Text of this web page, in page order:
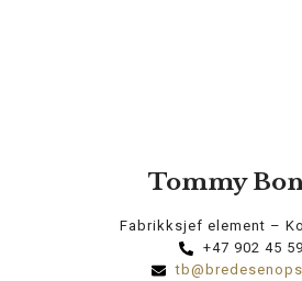
Tommy
Fabrikksjef element –
+47 902 45